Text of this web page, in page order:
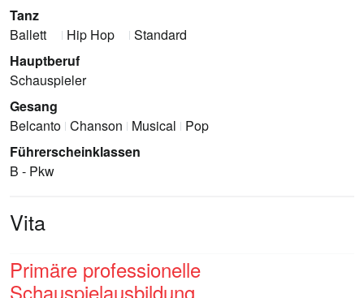
Tanz
Ballett
Hip Hop
Standard
Hauptberuf
Schauspieler
Gesang
Belcanto Chanson Musical Pop
Führerscheinklassen
B - Pkw
Vita
Primäre professionelle
Schauspielausbildung